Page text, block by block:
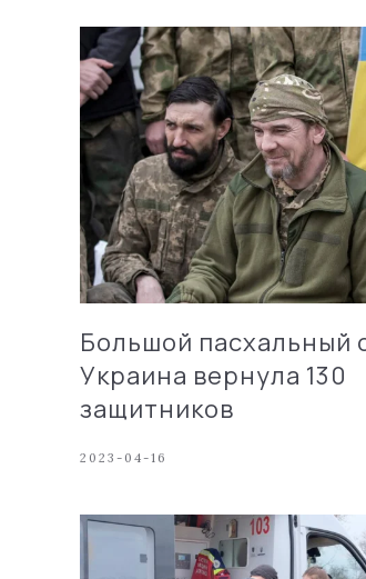
Большой пасхальный
Украина вернула 130
защитников
2023-04-16